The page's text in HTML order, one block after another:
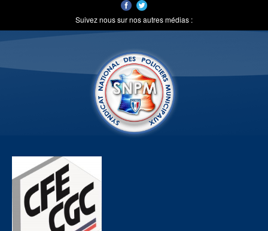
Suivez nous sur nos autres médias :